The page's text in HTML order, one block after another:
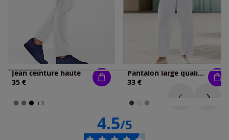
Jean ceinture haute
35 €
+3
Pantalon large qualité jean légère et estivale
33 €
4.5/5